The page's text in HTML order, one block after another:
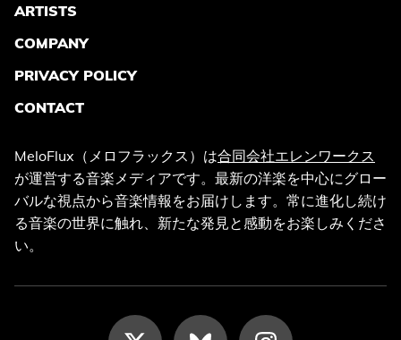
ARTISTS
COMPANY
PRIVACY POLICY
CONTACT
MeloFlux（メロフラックス）は合同会社エレンワークス
が運営する音楽メディアです。最新の洋楽を中心にグロー
バルな視点から音楽情報をお届けします。常に進化し続け
る音楽の世界に触れ、新たな発見と感動をお楽しみくださ
い。